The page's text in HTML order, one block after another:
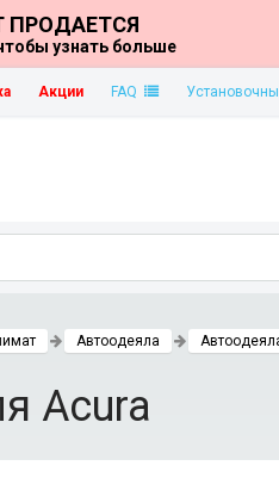
ПРОДАЕТСЯ
узнать больше
Акции FAQ
Автоодеяла
Acura